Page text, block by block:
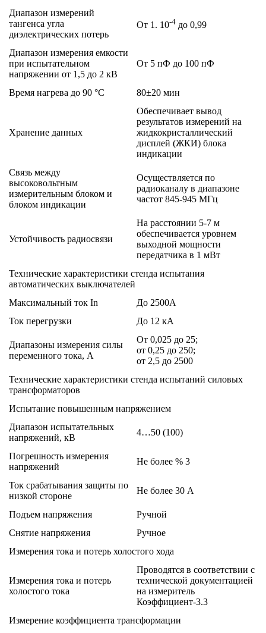
Диапазон измерений
тангенса угла
диэлектрических потерь
От 1. 10-4 до 0,99
Диапазон измерения емкости
при испытательном
напряжении от 1,5 до 2 кВ
От 5 пФ до 100 пФ
Время нагрева до 90 °C 80±20 мин
Хранение данных
Обеспечивает вывод
результатов измерений на
жидкокристаллический
дисплей (ЖКИ) блока
индикации
Связь между
высоковольтным
измерительным блоком и
блоком индикации
Осуществляется по
радиоканалу в диапазоне
частот 845-945 МГц
Устойчивость радиосвязи
На расстоянии 5-7 м
обеспечивается уровнем
выходной мощности
передатчика в 1 мВт
Технические характеристики стенда испытания
автоматических выключателей
Максимальный ток In
До 2500А
Ток перегрузки
До 12 кА
Диапазоны измерения силы
переменного тока, А
От 0,025 до 25;
от 0,25 до 250;
от 2,5 до 2500
Технические характеристики cтенда испытаний силовых
трансформаторов
Испытание повышенным напряжением
Диапазон испытательных
напряжений, кВ
4…50 (100)
Погрешность измерения
напряжений
Не более % 3
Ток срабатывания защиты по
низкой стороне
Не более 30 А
Подъем напряжения
Ручной
Снятие напряжения
Ручное
Измерения тока и потерь холостого хода
Измерения тока и потерь
холостого тока
Проводятся в соответствии с
технической документацией
на измеритель
Коэффициент-3.3
Измерение коэффициента трансформации